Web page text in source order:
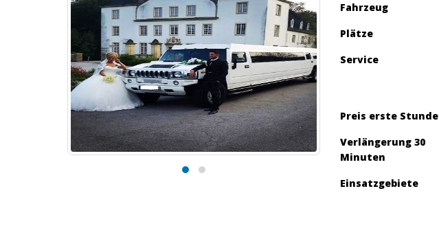
Fahrzeug
Plätze
Service
Preis erste Stunde
Verlängerung 30
Minuten
Einsatzgebiete